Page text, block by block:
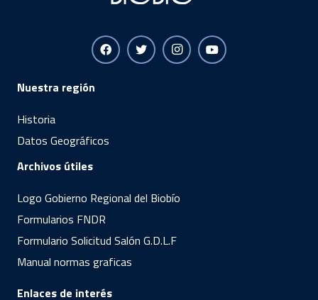
Nuestra región
Historia
Datos Geográficos
Archivos útiles
Logo Gobierno Regional del Biobío
Formularios FNDR
Formulario Solicitud Salón G.D.L.F
Manual normas graficas
Enlaces de interés